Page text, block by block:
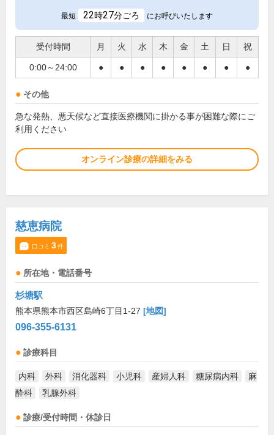
最短 22時27分ごろ にお呼びいたします
受付時間 月 火 水 木 金 土 日 祝
0:00～24:00 ● ● ● ● ● ● ● ●
その他
急な発熱、悪天候など直接医療機関に掛かる事が困難な際にご
利用ください
オンライン診療の詳細をみる
慈恵病院
口コミ 3件
所在地・電話番号
杉塘駅
熊本県熊本市西区島崎6丁目1-27 [地図]
096-355-6131
診療科目
内科 外科 消化器科 小児科 産婦人科 糖尿病内科
麻
酔科
乳腺外科
診療/受付時間・休診日